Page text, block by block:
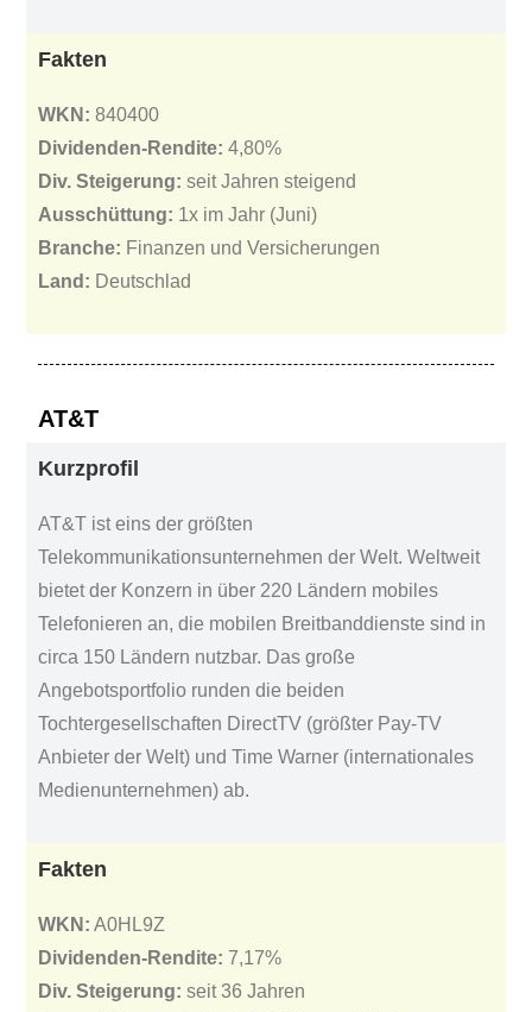
Fakten
WKN: 840400
Dividenden-Rendite: 4,80%
Div. Steigerung: seit Jahren steigend
Ausschüttung: 1x im Jahr (Juni)
Branche: Finanzen und Versicherungen
Land: Deutschlad
AT&T
Kurzprofil
AT&T ist eins der größten
Telekommunikationsunternehmen der Welt. Weltweit
bietet der Konzern in über 220 Ländern mobiles
Telefonieren an, die mobilen Breitbanddienste sind in
circa 150 Ländern nutzbar. Das große
Angebotsportfolio runden die beiden
Tochtergesellschaften DirectTV (größter Pay-TV
Anbieter der Welt) und Time Warner (internationales
Medienunternehmen) ab.
Fakten
WKN: A0HL9Z
Dividenden-Rendite: 7,17%
Div. Steigerung: seit 36 Jahren